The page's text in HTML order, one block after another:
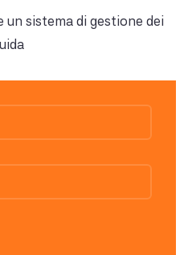
sistema di gestione dei